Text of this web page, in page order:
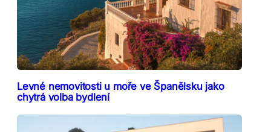
Levné nemovitosti u moře ve Španělsku jako
chytrá volba bydlení